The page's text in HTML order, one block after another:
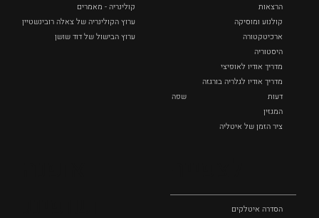
הרצאות
קולנוע ומוסיקה
ארכיטקטורה
היסטוריה
מדריך אודיו לאופיצי
מדריך אודיו לגלריה בורגזה
דעות
שפה
המגזין
ציר הזמן של איטליה
קולינריה - מאמרים
ערוץ הקולינריה של צאלה רובינשטיין
ערוץ הבישול של דוד שושן
הסדרה איטלקים